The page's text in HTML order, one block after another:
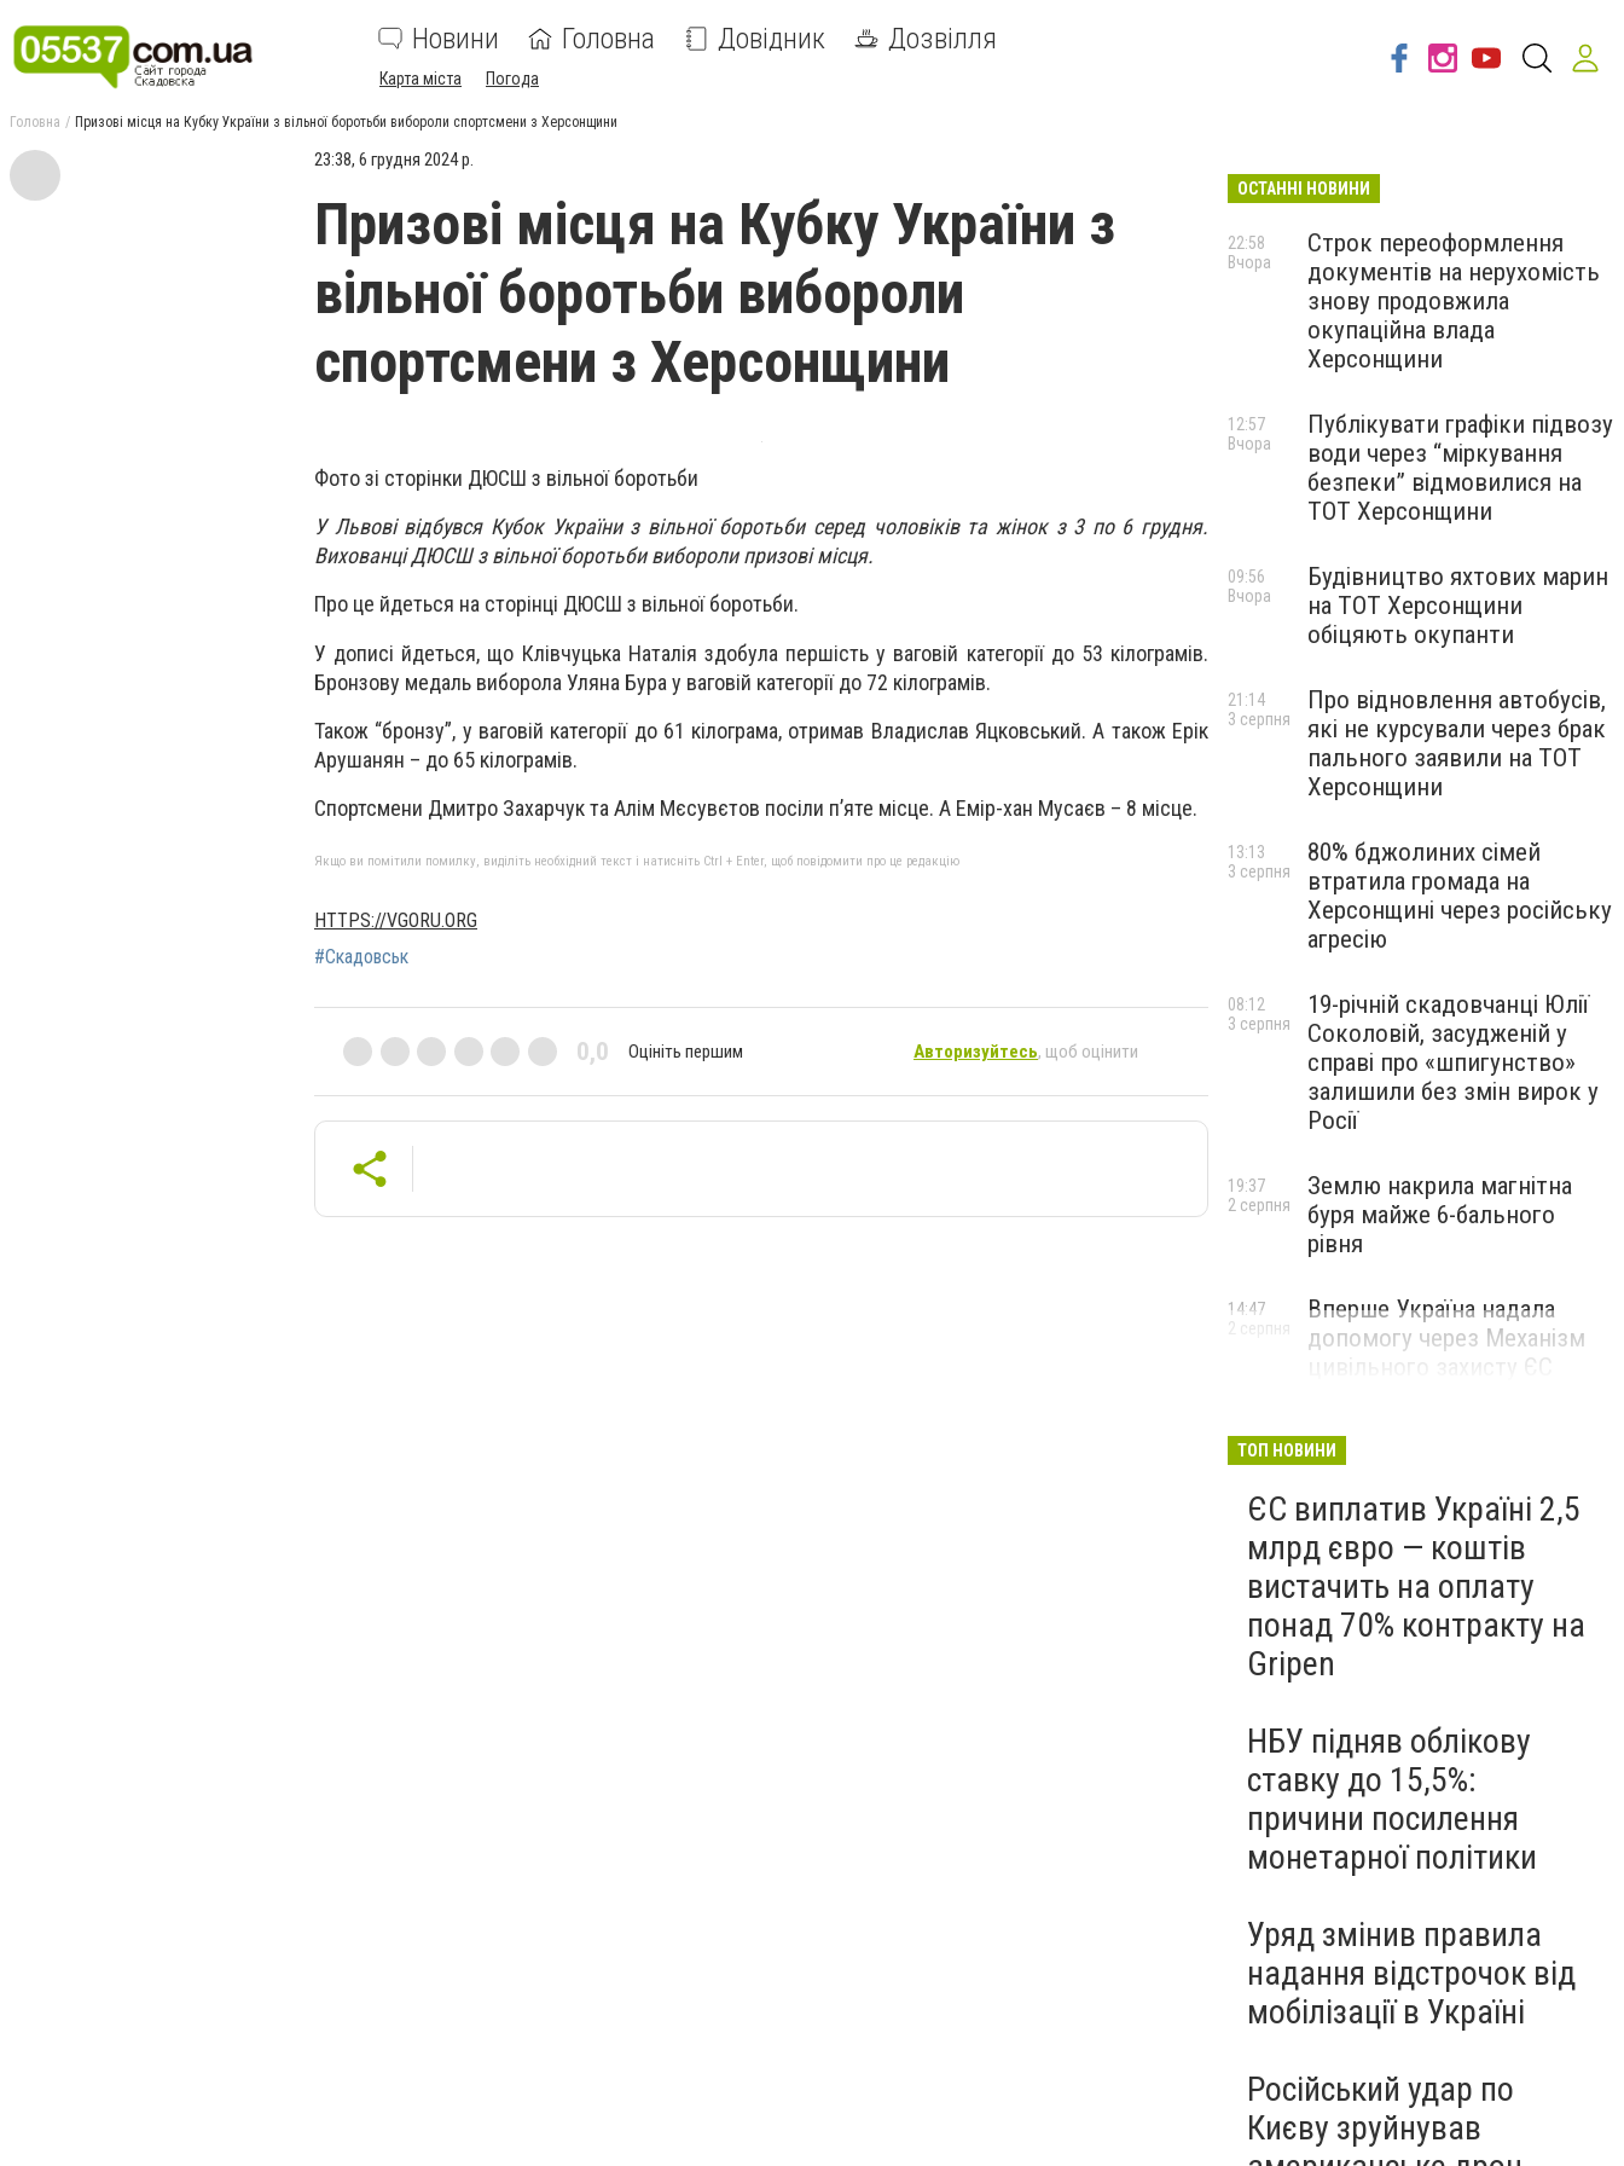
Новини Головна Довідник Дозвілля
Карта міста Погода
Головна Призові місця на Кубку України з вільної боротьби вибороли спортсмени з Херсонщини
23:38, 6 грудня 2024 р.
Призові місця на Кубку України з
вільної боротьби вибороли
спортсмени з Херсонщини
Фото зі сторінки ДЮСШ з вільної боротьби
У Львові відбувся Кубок України з вільної боротьби серед чоловіків та жінок з 3 по 6 грудня.
Вихованці ДЮСШ з вільної боротьби вибороли призові місця.
Про це йдеться на сторінці ДЮСШ з вільної боротьби.
У дописі йдеться, що Клівчуцька Наталія здобула першість у ваговій категорії до 53 кілограмів.
Бронзову медаль виборола Уляна Бура у ваговій категорії до 72 кілограмів.
Також “бронзу”, у ваговій категорії до 61 кілограма, отримав Владислав Яцковський. А також Ерік
Арушанян – до 65 кілограмів.
Спортсмени Дмитро Захарчук та Алім Мєсувєтов посіли п’яте місце. А Емір-хан Мусаєв – 8 місце.
Якщо ви помітили помилку, виділіть необхідний текст і натисніть Ctrl + Enter, щоб повідомити про це редакцію
HTTPS://VGORU.ORG
#Скадовськ
0,0 Оцініть першим Авторизуйтесь, щоб оцінити
ОСТАННІ НОВИНИ
Строк переоформлення
документів на нерухомість
знову продовжила
окупаційна влада
Херсонщини
22:58
Вчора
Публікувати графіки підвозу
води через “міркування
безпеки” відмовилися на
ТОТ Херсонщини
12:57
Вчора
Будівництво яхтових марин
на ТОТ Херсонщини
обіцяють окупанти
09:56
Вчора
Про відновлення автобусів,
які не курсували через брак
пального заявили на ТОТ
Херсонщини
21:14
3 серпня
80% бджолиних сімей
втратила громада на
Херсонщині через російську
агресію
13:13
3 серпня
19-річній скадовчанці Юлії
Соколовій, засудженій у
справі про «шпигунство»
залишили без змін вирок у
Росії
08:12
3 серпня
Землю накрила магнітна
буря майже 6-бального
рівня
19:37
2 серпня
Вперше Україна надала
допомогу через Механізм
цивільного захисту ЄС
14:47
2 серпня
ТОП НОВИНИ
ЄС виплатив Україні 2,5
млрд євро — коштів
вистачить на оплату
понад 70% контракту на
Gripen
НБУ підняв облікову
ставку до 15,5%:
причини посилення
монетарної політики
Уряд змінив правила
надання відстрочок від
мобілізації в Україні
Російський удар по
Києву зруйнував